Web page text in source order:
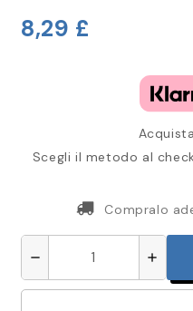
8,29 £
Scegli il metodo al
Compralo
remove add